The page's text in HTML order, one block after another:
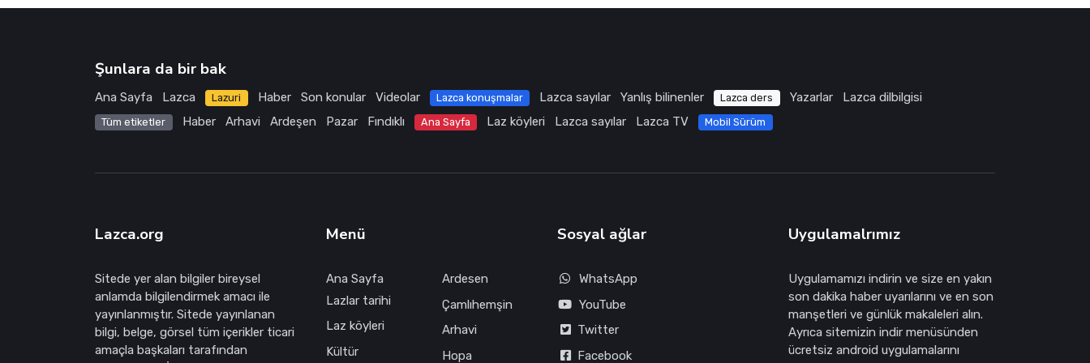
Şunlara da bir bak
Ana Sayfa Lazca Lazuri Haber Son konular Videolar Lazca konuşmalar Lazca sayılar Yanlış bilinenler Lazca ders Yazarlar Lazca dilbilgisi
Tüm etiketler Haber Arhavi Ardeşen Pazar Fındıklı Ana Sayfa Laz köyleri Lazca sayılar Lazca TV Mobil Sürüm
Lazca.org
Sitede yer alan bilgiler bireysel
anlamda bilgilendirmek amacı ile
yayınlanmıştır. Sitede yayınlanan
bilgi, belge, görsel tüm içerikler ticari
amaçla başkaları tarafından
Menü
Ana Sayfa
Lazlar tarihi
Laz köyleri
Kültür
Ardesen
Çamlıhemşin
Arhavi
Hopa
Sosyal ağlar
WhatsApp
YouTube
Twitter
Facebook
Uygulamalrımız
Uygulamamızı indirin ve size en yakın
son dakika haber uyarılarını ve en son
manşetleri ve günlük makaleleri alın.
Ayrıca sitemizin indir menüsünden
ücretsiz android uygulamalarını